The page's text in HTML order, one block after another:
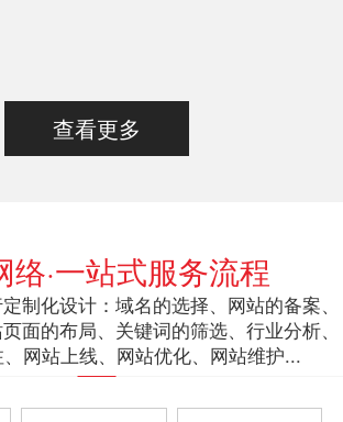
查看更多
络·一站式服务流程
制化设计：域名的选择、网站的备案、
面的布局、关键词的筛选、行业分析、
网站上线、网站优化、网站维护...